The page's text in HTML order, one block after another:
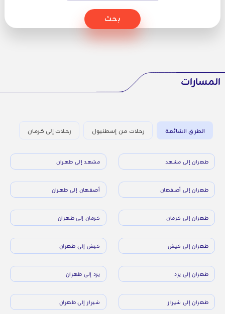
بحث
المسارات
الطرق الشائعة رحلات من إسطنبول رحلات إلى كرمان
طهران إلى مشهد مشهد إلى طهران
طهران إلى أصفهان أصفهان إلى طهران
طهران إلى كرمان كرمان إلى طهران
طهران إلى كيش كيش إلى طهران
طهران إلى يزد يزد إلى طهران
طهران إلى شيراز شيراز إلى طهران